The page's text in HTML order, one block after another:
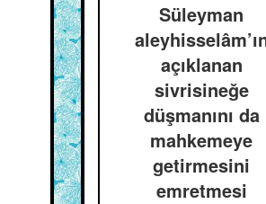
Süleyman
açıklanan
sivrisineğe
düşmanını da
mahkemeye
getirmesini
emretmesi